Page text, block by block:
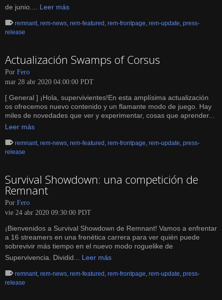
de junio.... Leer más
remnant, rem-news, rem-featured , rem-frontpage, rem-update, press-
release
Actualización Swamps of Corsus
Por Fero
mar 28 abr 2020 04:00:00 PDT
[ General ] ¡Hola, supervivientes!En esta amplísima actualización
os ofrecemos nuevo contenido y un flamante modo de juego. Hay
miles de novedades que ver y experimentar, cosas que aprender...
Leer más
remnant, rem-news, rem-featured , rem-frontpage, rem-update, press-
release
Survival Showdown: una competición de
Remnant
Por Fero
vie 24 abr 2020 09:30:00 PDT
¡Bienvenidos a Survival Showdown de Remnant! Vamos a enfrentar
a 16 streamers en una frenética carrera para ver quién puede
sobrevivir más tiempo en el nuevo modo roguelike de
Supervivencia. Dividid... Leer más
remnant, rem-news, rem-featured , rem-frontpage, rem-update, press-
release